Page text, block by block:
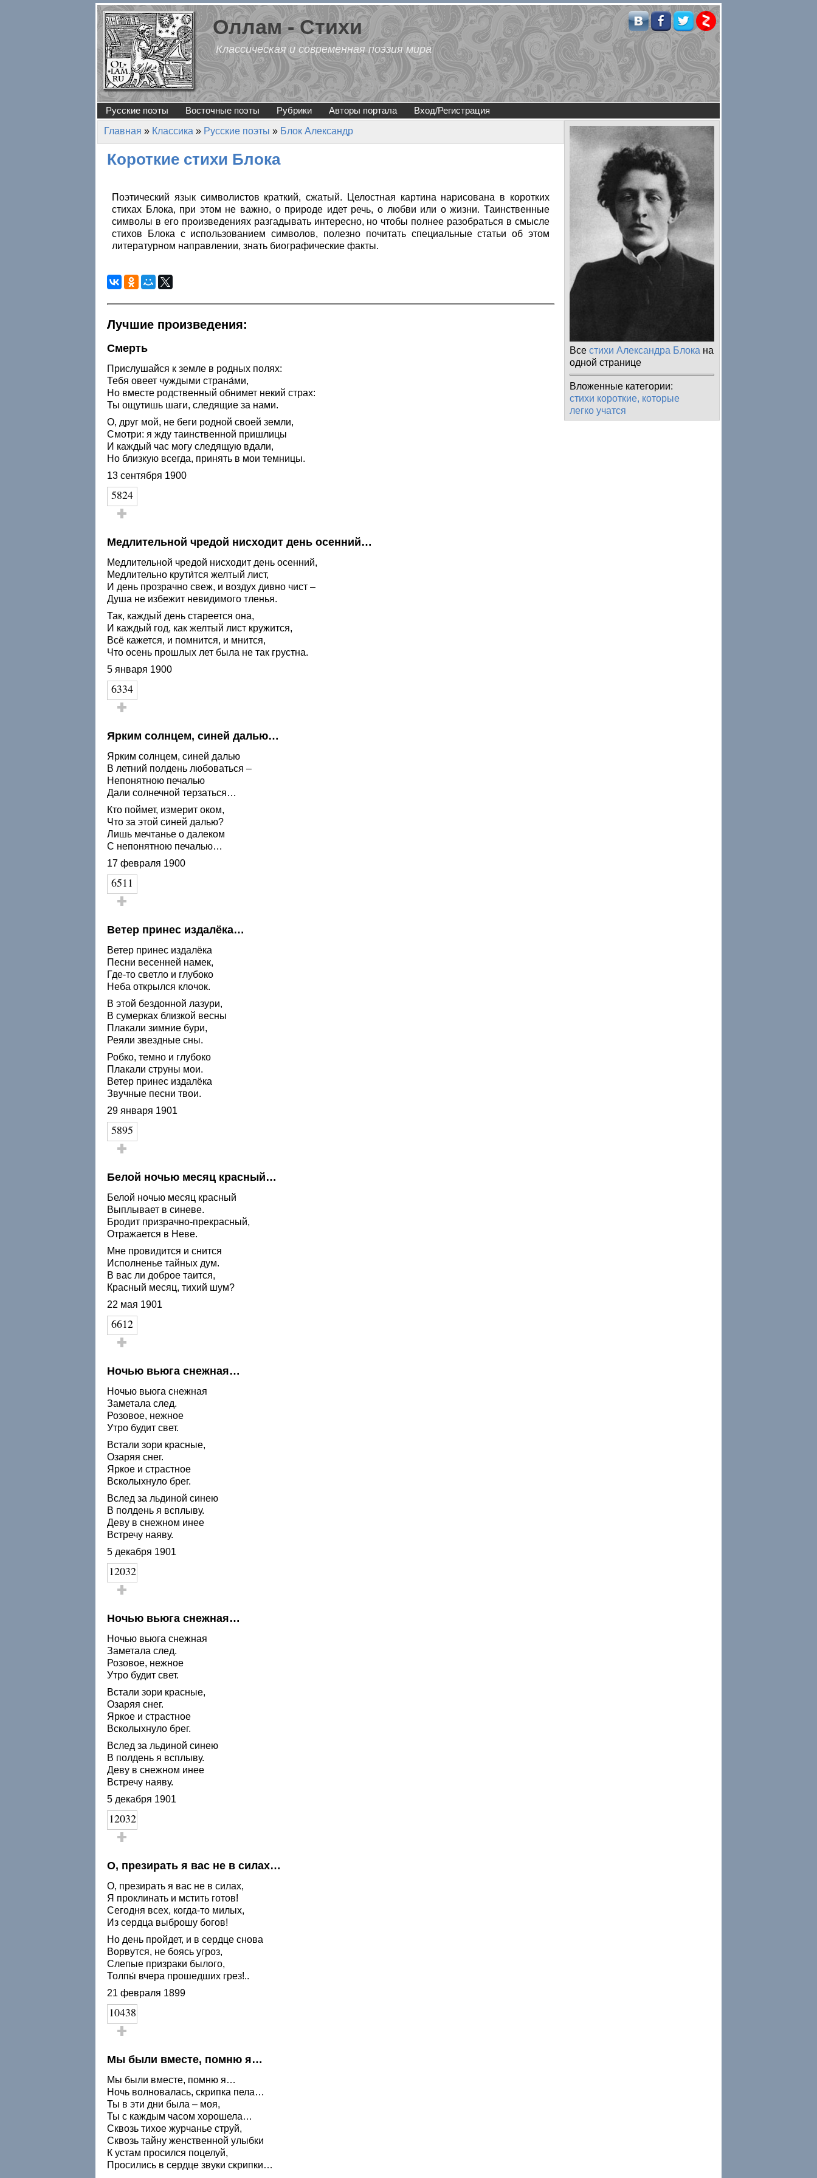
Перейти к основному содержанию
Оллам - Стихи
Классическая и современная поэзия мира
Русские поэты Восточные поэты Рубрики Авторы портала Вход/Регистрация
Вы здесь
Главная » Классика » Русские поэты » Блок Александр
Короткие стихи Блока
Поэтический язык символистов краткий, сжатый. Целостная картина нарисована в коротких
стихах Блока, при этом не важно, о природе идет речь, о любви или о жизни. Таинственные
символы в его произведениях разгадывать интересно, но чтобы полнее разобраться в смысле
стихов Блока с использованием символов, полезно почитать специальные статьи об этом
литературном направлении, знать биографические факты.
Лучшие произведения:
Смерть
Прислушайся к земле в родных полях:
Тебя овеет чуждыми страна́ми,
Но вместе родственный обнимет некий страх:
Ты ощутишь шаги, следящие за нами.
О, друг мой, не беги родной своей земли,
Смотри: я жду таинственной пришлицы
И каждый час могу следящую вдали,
Но близкую всегда, принять в мои темницы.
13 сентября 1900
5824
Медлительной чредой нисходит день осенний…
Медлительной чредой нисходит день осенний,
Медлительно крути́тся желтый лист,
И день прозрачно свеж, и воздух дивно чист –
Душа не избежит невидимого тленья.
Так, каждый день стареется она,
И каждый год, как желтый лист кружится,
Всё кажется, и помнится, и мнится,
Что осень прошлых лет была не так грустна.
5 января 1900
6334
Ярким солнцем, синей далью…
Ярким солнцем, синей далью
В летний полдень любоваться –
Непонятною печалью
Дали солнечной терзаться…
Кто поймет, измерит оком,
Что за этой синей далью?
Лишь мечтанье о далеком
С непонятною печалью…
17 февраля 1900
6511
Ветер принес издалёка…
Ветер принес издалёка
Песни весенней намек,
Где-то светло и глубоко
Неба открылся клочок.
В этой бездонной лазури,
В сумерках близкой весны
Плакали зимние бури,
Реяли звездные сны.
Робко, темно и глубоко
Плакали струны мои.
Ветер принес издалёка
Звучные песни твои.
29 января 1901
5895
Белой ночью месяц красный…
Белой ночью месяц красный
Выплывает в синеве.
Бродит призрачно-прекрасный,
Отражается в Неве.
Мне провидится и снится
Исполненье тайных дум.
В вас ли доброе таится,
Красный месяц, тихий шум?
22 мая 1901
6612
Ночью вьюга снежная…
Ночью вьюга снежная
Заметала след.
Розовое, нежное
Утро будит свет.
Встали зори красные,
Озаряя снег.
Яркое и страстное
Всколыхнуло брег.
Вслед за льдиной синею
В полдень я всплыву.
Деву в снежном инее
Встречу наяву.
5 декабря 1901
12032
Ночью вьюга снежная…
Ночью вьюга снежная
Заметала след.
Розовое, нежное
Утро будит свет.
Встали зори красные,
Озаряя снег.
Яркое и страстное
Всколыхнуло брег.
Вслед за льдиной синею
В полдень я всплыву.
Деву в снежном инее
Встречу наяву.
5 декабря 1901
12032
О, презирать я вас не в силах…
О, презирать я вас не в силах,
Я проклинать и мстить готов!
Сегодня всех, когда-то милых,
Из сердца выброшу богов!
Но день пройдет, и в сердце снова
Ворвутся, не боясь угроз,
Слепые призраки былого,
Толпы́ вчера прошедших грез!..
21 февраля 1899
10438
Мы были вместе, помню я…
Мы были вместе, помню я…
Ночь волновалась, скрипка пела…
Ты в эти дни была – моя,
Ты с каждым часом хорошела…
Сквозь тихое журчанье струй,
Сквозь тайну женственной улыбки
К устам просился поцелуй,
Просились в сердце звуки скрипки…
Все стихи Александра Блока на
одной странице
Вложенные категории:
стихи короткие, которые
легко учатся